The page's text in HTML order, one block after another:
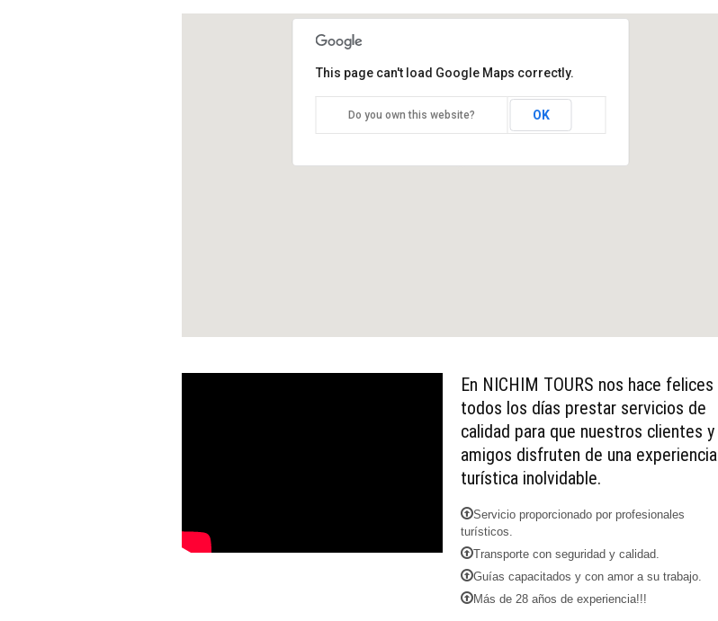
LAGOS DE MONTEBELLO Y
CASCADA DEL CHIFLON. Tour
This page can't load Google Maps correctly.
Do you own this website? OK
En NICHIM TOURS nos hace felices
todos los días prestar servicios de
calidad para que nuestros clientes y
amigos disfruten de una experiencia
turística inolvidable.
Servicio proporcionado por profesionales
turísticos.
Transporte con seguridad y calidad.
Guías capacitados y con amor a su trabajo.
Más de 28 años de experiencia!!!